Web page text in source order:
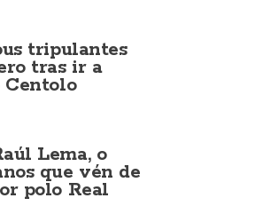
tripulantes
tras ir a
Centolo
Lema, o
que vén de
polo Real